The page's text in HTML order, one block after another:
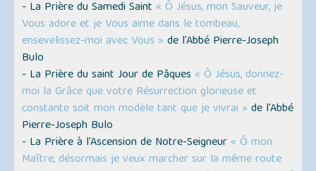
- La Prière du Samedi Saint « Ô Jésus, mon Sauveur, je
Vous adore et je Vous aime dans le tombeau,
ensevelissez-moi avec Vous » de l'Abbé Pierre-Joseph
Bulo
- La Prière du saint Jour de Pâques « Ô Jésus, donnez-
moi la Grâce que votre Résurrection glorieuse et
constante soit mon modèle tant que je vivrai » de l'Abbé
Pierre-Joseph Bulo
- La Prière à l'Ascension de Notre-Seigneur « Ô mon
Maître, désormais je veux marcher sur la même route